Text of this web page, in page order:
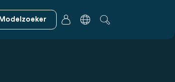
Modelzoeker